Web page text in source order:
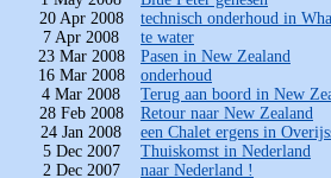
20 Apr 2008
technisch onderhoud in
7 Apr 2008
te water
23 Mar 2008
Pasen in New Zealand
16 Mar 2008
onderhoud
4 Mar 2008
Terug aan boord in New
28 Feb 2008
Retour naar New Zealand
24 Jan 2008
een Chalet ergens in
5 Dec 2007
Thuiskomst in Nederland
2 Dec 2007
naar Nederland !